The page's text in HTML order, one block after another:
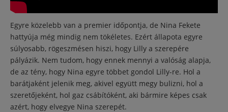
Egyre közelebb van a premier időpontja, de Nina Fekete
hattyúja még mindig nem tökéletes. Ezért állapota egyre
súlyosabb, rögeszmésen hiszi, hogy Lilly a szerepére
pályázik. Nem tudom, hogy ennek mennyi a valóság alapja,
de az tény, hogy Nina egyre többet gondol Lilly-re. Hol a
barátjaként jelenik meg, akivel együtt megy bulizni, hol a
szeretőjeként, hol gaz csábítóként, aki bármire képes csak
azért, hogy elvegye Nina szerepét.